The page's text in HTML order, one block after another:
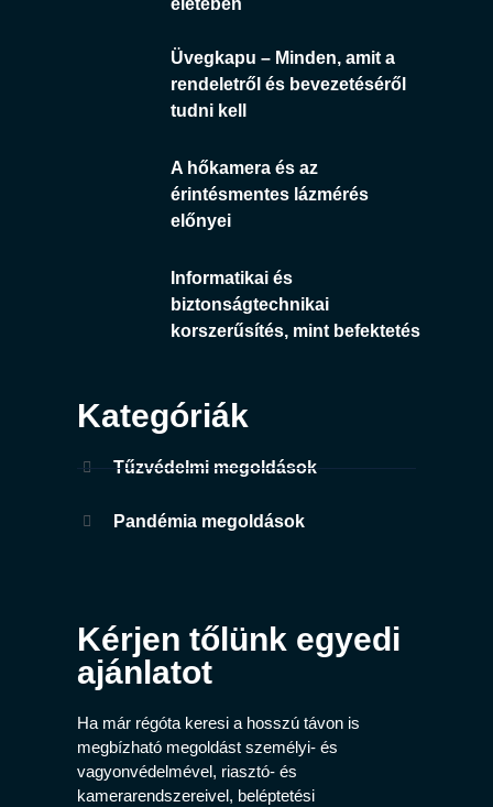
életében
Üvegkapu – Minden, amit a
rendeletről és bevezetéséről
tudni kell
A hőkamera és az
érintésmentes lázmérés
előnyei
Informatikai és
biztonságtechnikai
korszerűsítés, mint befektetés
Kategóriák
Tűzvédelmi megoldások
Pandémia megoldások
Kérjen tőlünk egyedi
ajánlatot
Ha már régóta keresi a hosszú távon is
megbízható megoldást személyi- és
vagyonvédelmével, riasztó- és
kamerarendszereivel, beléptetési